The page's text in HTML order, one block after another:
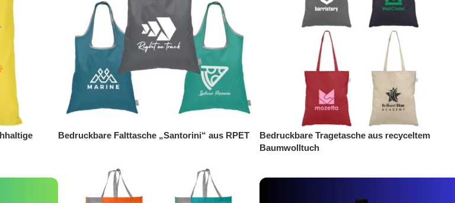
Bedruckbare Falttasche „Santorini“ aus RPET
Bedruckbare Tragetasche aus recyceltem
Baumwolltuch